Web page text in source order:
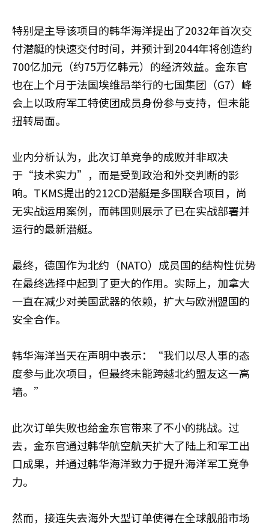
特别是主导该项目的韩华海洋提出了2032年首次交
付潜艇的快速交付时间，并预计到2044年将创造约
700亿加元（约75万亿韩元）的经济效益。金东官
也在上个月于法国埃维昂举行的七国集团（G7）峰
会上以政府军工特使团成员身份参与支持，但未能
扭转局面。
业内分析认为，此次订单竞争的成败并非取决
于“技术实力”，而是受到政治和外交判断的影
响。TKMS提出的212CD潜艇是多国联合项目，尚
无实战运用案例，而韩国则展示了已在实战部署并
运行的最新潜艇。
最终，德国作为北约（NATO）成员国的结构性优势
在最终选择中起到了更大的作用。实际上，加拿大
一直在减少对美国武器的依赖，扩大与欧洲盟国的
安全合作。
韩华海洋当天在声明中表示：“我们以尽人事的态
度参与此次项目，但最终未能跨越北约盟友这一高
墙。”
此次订单失败也给金东官带来了不小的挑战。过
去，金东官通过韩华航空航天扩大了陆上和军工出
口成果，并通过韩华海洋致力于提升海洋军工竞争
力。
然而，接连失去海外大型订单使得在全球舰船市场